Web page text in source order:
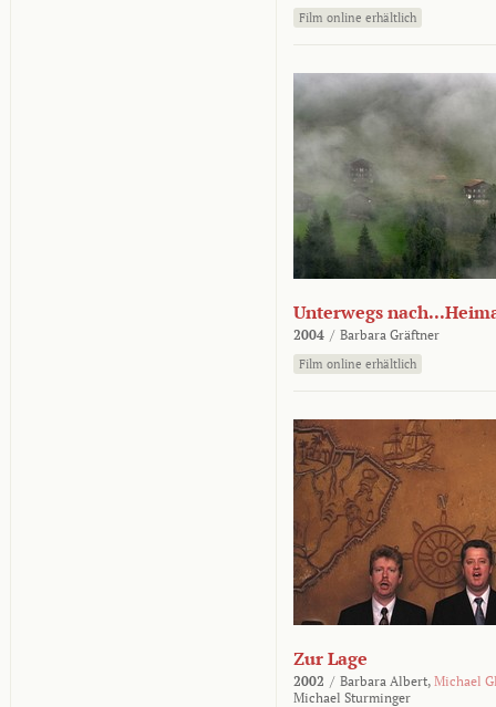
Film online erhältlich
Unterwegs
2004 / Barbara Gräftner
Film online erhältlich
Zur Lage
2002 / Barbara Albert, Michael
Michael Sturminger